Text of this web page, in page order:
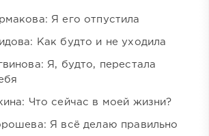
Я его отпустила
Как будто и не уходила
Я, будто, перестала
Что сейчас в моей жизни?
Я всё делаю правильно